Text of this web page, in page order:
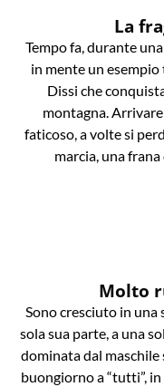
La
Tempo fa, durante
in mente un
Dissi che
montagna.
faticoso, a volte si
marcia, una
Molto
Sono cresciuto in una
sola sua parte, a una
dominata dal maschile
buongiorno a “tutti”,